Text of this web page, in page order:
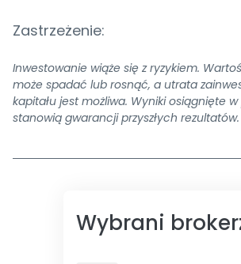
Zastrzeżenie:
Inwestowanie wiąże się z ryzykiem.
może spadać lub rosnąć, a utrata
kapitału jest możliwa. Wyniki osiągnięte w
stanowią gwarancji przyszłych rezultatów.
Wybrani